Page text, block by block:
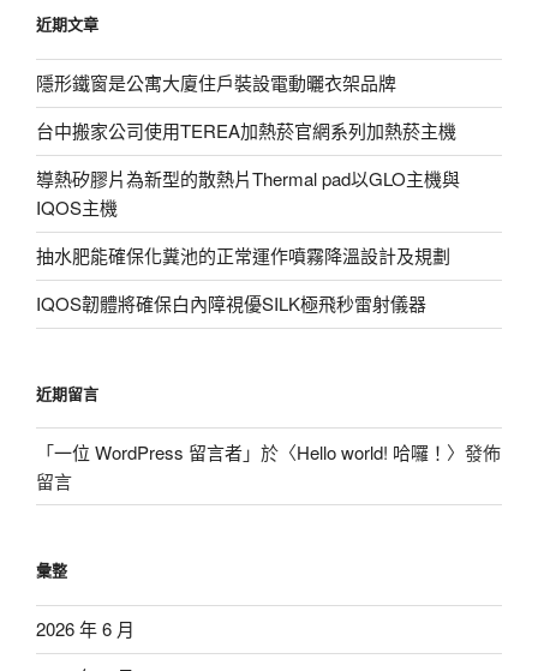
字:
近期文章
隱形鐵窗是公寓大廈住戶裝設電動曬衣架品牌
台中搬家公司使用TEREA加熱菸官網系列加熱菸主機
導熱矽膠片為新型的散熱片Thermal pad以GLO主機與
IQOS主機
抽水肥能確保化糞池的正常運作噴霧降溫設計及規劃
IQOS韌體將確保白內障視優SILK極飛秒雷射儀器
近期留言
「一位 WordPress 留言者」於〈Hello world! 哈囉！ 〉發佈
留言
彙整
2026 年 6 月